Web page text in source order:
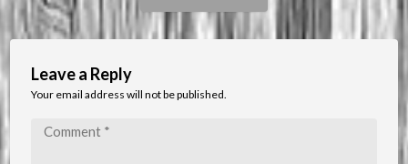
Leave a Reply
Your email address will not be published.
Comment